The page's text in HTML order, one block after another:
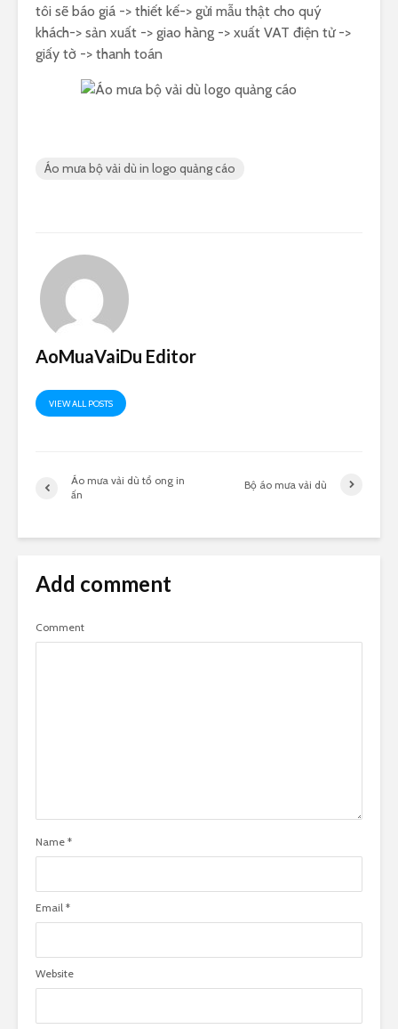
tôi sẽ báo giá -> thiết kế-> gửi mẫu thật cho quý
khách-> sản xuất -> giao hàng -> xuất VAT điện tử ->
giấy tờ -> thanh toán
Áo mưa bộ vải dù in logo quảng cáo
AoMuaVaiDu Editor
VIEW ALL POSTS
Áo mưa vải dù tổ ong in
ấn
Bộ áo mưa vải dù
Add comment
Comment
Name *
Email *
Website